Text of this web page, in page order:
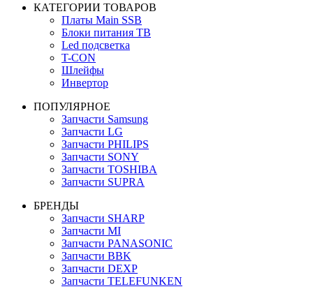
КАТЕГОРИИ ТОВАРОВ
Платы Main SSB
Блоки питания ТВ
Led подсветка
T-CON
Шлейфы
Инвертор
ПОПУЛЯРНОЕ
Запчасти Samsung
Запчасти LG
Запчасти PHILIPS
Запчасти SONY
Запчасти TOSHIBA
Запчасти SUPRA
БРЕНДЫ
Запчасти SHARP
Запчасти MI
Запчасти PANASONIC
Запчасти BBK
Запчасти DEXP
Запчасти TELEFUNKEN